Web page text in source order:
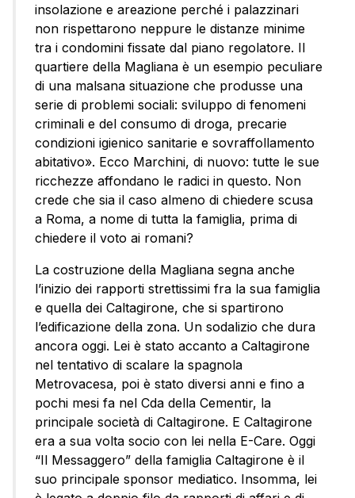
insolazione e areazione perché i palazzinari
non rispettarono neppure le distanze minime
tra i condomini fissate dal piano regolatore. Il
quartiere della Magliana è un esempio peculiare
di una malsana situazione che produsse una
serie di problemi sociali: sviluppo di fenomeni
criminali e del consumo di droga, precarie
condizioni igienico sanitarie e sovraffollamento
abitativo». Ecco Marchini, di nuovo: tutte le sue
ricchezze affondano le radici in questo. Non
crede che sia il caso almeno di chiedere scusa
a Roma, a nome di tutta la famiglia, prima di
chiedere il voto ai romani?
La costruzione della Magliana segna anche
l’inizio dei rapporti strettissimi fra la sua famiglia
e quella dei Caltagirone, che si spartirono
l’edificazione della zona. Un sodalizio che dura
ancora oggi. Lei è stato accanto a Caltagirone
nel tentativo di scalare la spagnola
Metrovacesa, poi è stato diversi anni e fino a
pochi mesi fa nel Cda della Cementir, la
principale società di Caltagirone. E Caltagirone
era a sua volta socio con lei nella E-Care. Oggi
“Il Messaggero” della famiglia Caltagirone è il
suo principale sponsor mediatico. Insomma, lei